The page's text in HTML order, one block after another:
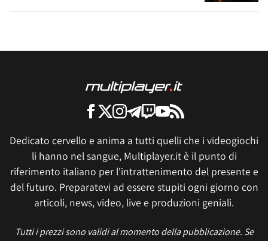
Dedicato cervello e anima a tutti quelli che i videogiochi
li hanno nel sangue, Multiplayer.it è il punto di
riferimento italiano per l'intrattenimento del presente e
del futuro. Preparatevi ad essere stupiti ogni giorno con
articoli, news, video, live e produzioni geniali.
Tutti i prezzi sono validi al momento della pubblicazione. Se